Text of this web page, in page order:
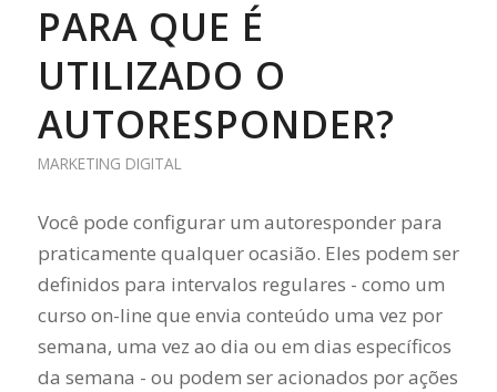
PARA QUE É
UTILIZADO O
AUTORESPONDER?
MARKETING DIGITAL
Você pode configurar um autoresponder para
praticamente qualquer ocasião. Eles podem ser
definidos para intervalos regulares - como um
curso on-line que envia conteúdo uma vez por
semana, uma vez ao dia ou em dias específicos
da semana - ou podem ser acionados por ações